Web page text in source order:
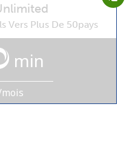
j'accepte les présentes
Vers Plus De 50pays
min